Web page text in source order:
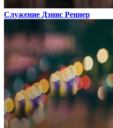
Служение Дэнис Реннер